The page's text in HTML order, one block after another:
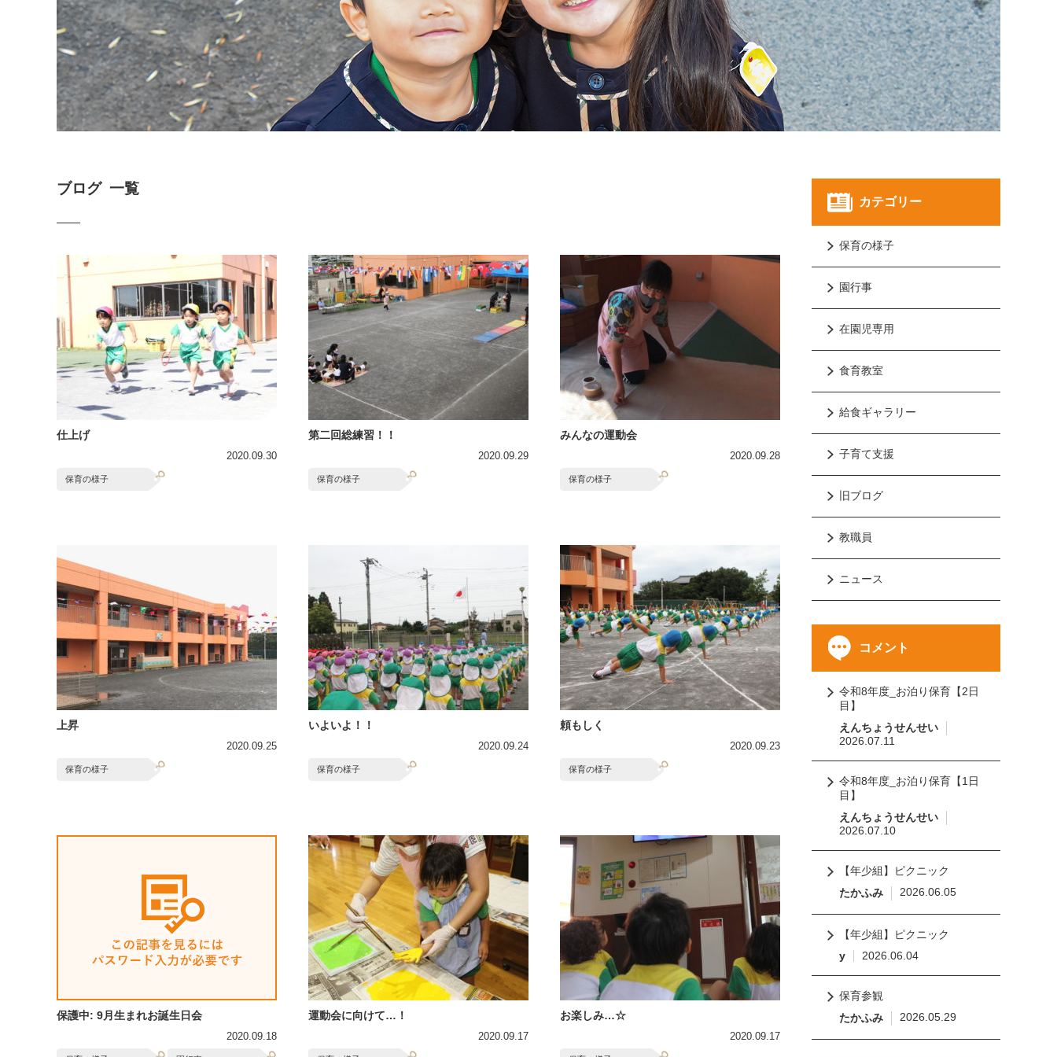
ブログ 一覧
仕上げ
2020.09.30
保育の様子
第二回総練習！！
2020.09.29
保育の様子
みんなの運動会
2020.09.28
保育の様子
上昇
2020.09.25
保育の様子
いよいよ！！
2020.09.24
保育の様子
頼もしく
2020.09.23
保育の様子
保護中: 9月生まれお誕生日会
2020.09.18
運動会に向けて…！
2020.09.17
お楽しみ…☆
2020.09.17
カテゴリー
保育の様子
園行事
在園児専用
食育教室
給食ギャラリー
子育て支援
旧ブログ
教職員
ニュース
コメント
令和8年度_お泊り保育【2日
目】
えんちょうせんせい
2026.07.11
令和8年度_お泊り保育【1日
目】
えんちょうせんせい
2026.07.10
【年少組】ピクニック
たかふみ
2026.06.05
【年少組】ピクニック
y
2026.06.04
保育参観
たかふみ
2026.05.29